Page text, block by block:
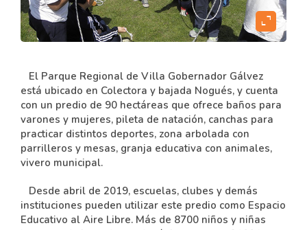
expand_content
El Parque Regional de Villa Gobernador Gálvez
está ubicado en Colectora y bajada Nogués, y cuenta
con un predio de 90 hectáreas que ofrece baños para
varones y mujeres, pileta de natación, canchas para
practicar distintos deportes, zona arbolada con
parrilleros y mesas, granja educativa con animales,
vivero municipal.
Desde abril de 2019, escuelas, clubes y demás
instituciones pueden utilizar este predio como Espacio
Educativo al Aire Libre. Más de 8700 niños y niñas